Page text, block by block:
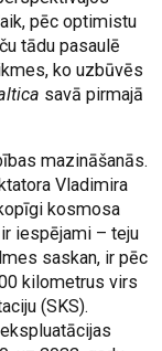
pēc optimistu
tādu pasaulē
ko uzbūvēs
savā pirmajā
mazināšanās.
Vladimira
kosmosa
iespējami – teju
saskan, ir pēc
kilometrus virs
(SKS).